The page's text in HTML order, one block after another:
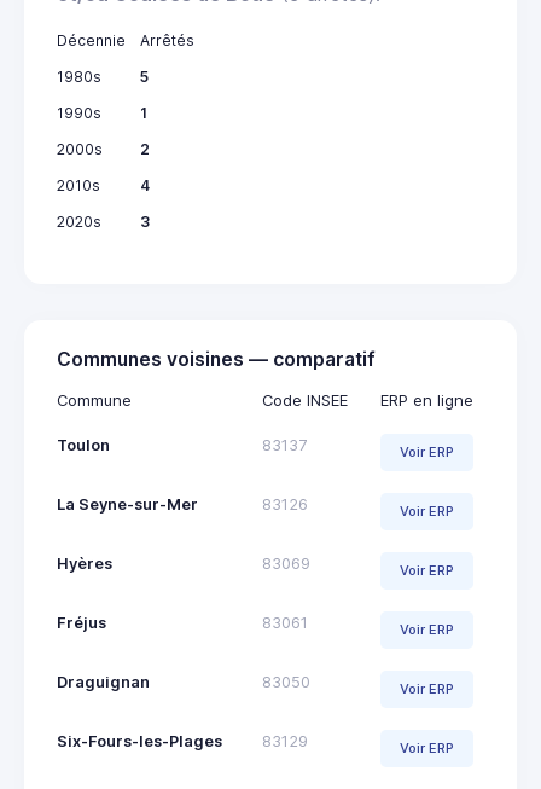
Décennie
Arrêtés
1980s
5
1990s
1
2000s
2
2010s
4
2020s
3
Communes voisines — comparatif
Commune Code INSEE ERP en ligne
Toulon 83137 Voir ERP
La Seyne-sur-Mer 83126 Voir ERP
Hyères 83069 Voir ERP
Fréjus 83061 Voir ERP
Draguignan 83050 Voir ERP
Six-Fours-les-Plages 83129 Voir ERP